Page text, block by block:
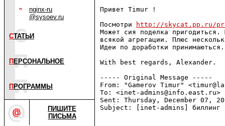
nginx-ru
@sysoev.ru
СТАТЬИ
П ЕРСОНАЛЬНОЕ
П РОГРАММЫ
ПИШИТЕ
ПИСЬМА
Привет Timur !
Посмотри
http://skycat.pp.ru/
Может сия поделка
всякой агрегации. Плюс
Идеи по доработки принимаються.
With best regards, Alexander.
----- Original Message -----
From: "Gamerov Timur"
To: <inet-admins@info.east.ru>
Sent: Thursday, December 07,
Subject: [inet-admins] биллинг